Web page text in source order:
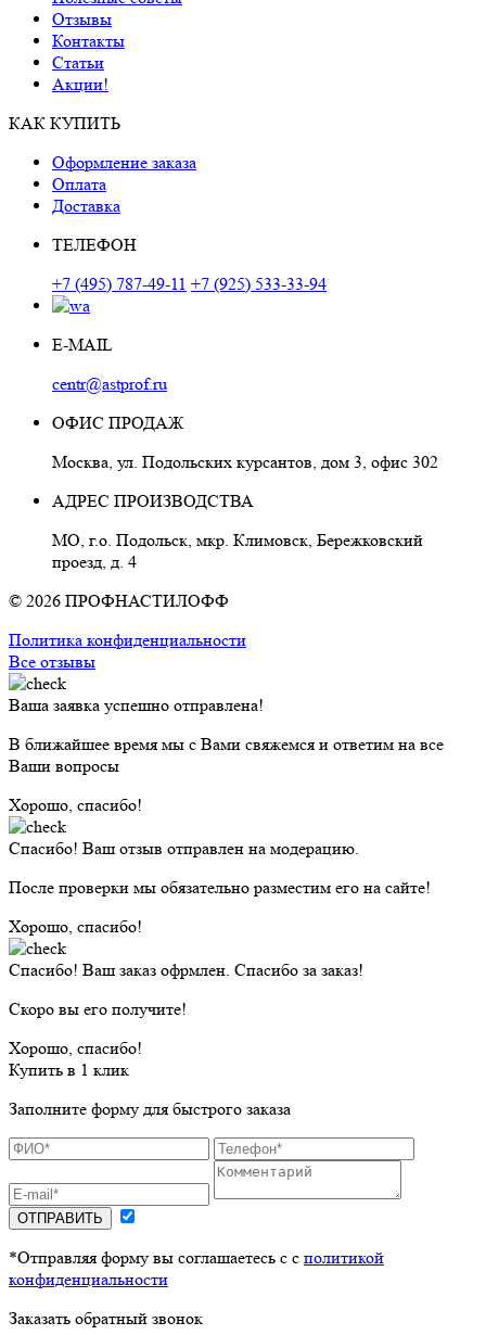
Отзывы
Контакты
Статьи
Акции!
КАК КУПИТЬ
Оформление заказа
Оплата
Доставка
ТЕЛЕФОН
+7 (495) 787-49-11 +7 (925) 533-33-94
E-MAIL
centr@astprof.ru
ОФИС ПРОДАЖ
Москва, ул. Подольских курсантов, дом 3, офис 302
АДРЕС ПРОИЗВОДСТВА
МО, г.о. Подольск, мкр. Климовск, Бережковский
проезд, д. 4
© 2026 ПРОФНАСТИЛОФФ
Политика конфиденциальности
Все отзывы
Ваша заявка успешно отправлена!
В ближайшее время мы с Вами свяжемся и ответим на все
Ваши вопросы
Хорошо, спасибо!
Спасибо! Ваш отзыв отправлен на модерацию.
После проверки мы обязательно разместим его на сайте!
Хорошо, спасибо!
Спасибо! Ваш заказ офрмлен. Спасибо за заказ!
Скоро вы его получите!
Хорошо, спасибо!
Купить в 1 клик
Заполните форму для быстрого заказа
ОТПРАВИТЬ
*Отправляя форму вы соглашаетесь с с политикой
конфиденциальности
Заказать обратный звонок